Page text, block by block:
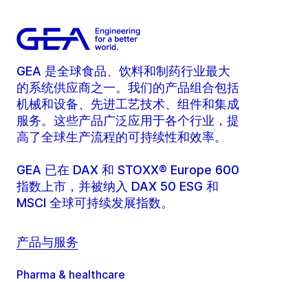
GEA 是全球食品、饮料和制药行业最大
的系统供应商之一。我们的产品组合包括
机械和设备、先进工艺技术、组件和集成
服务。这些产品广泛应用于各个行业，提
高了全球生产流程的可持续性和效率。
GEA 已在 DAX 和 STOXX® Europe 600
指数上市，并被纳入 DAX 50 ESG 和
MSCI 全球可持续发展指数。
产品与服务
Pharma & healthcare